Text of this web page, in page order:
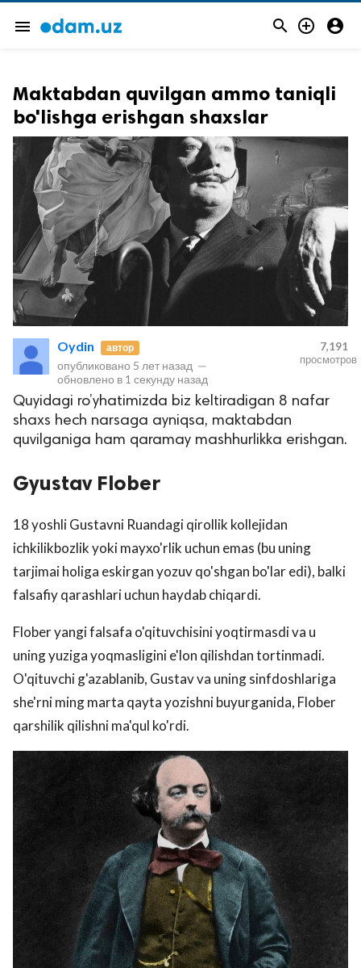
menu   
защищены.
Maktabdan quvilgan ammo taniqli
bo'lishga erishgan shaxslar
Oydin автор
опубликовано 5 лет назад —
обновлено в 1 секунду назад
7,191
просмотров
Quyidagi ro’yhatimizda biz keltiradigan 8 nafar
shaxs hech narsaga ayniqsa, maktabdan
quvilganiga ham qaramay mashhurlikka erishgan.
Gyustav Flober
18 yoshli Gustavni Ruandagi qirollik kollejidan
ichkilikbozlik yoki mayxo'rlik uchun emas (bu uning
tarjimai holiga eskirgan yozuv qo'shgan bo'lar edi), balki
falsafiy qarashlari uchun haydab chiqardi.
Flober yangi falsafa o'qituvchisini yoqtirmasdi va u
uning yuziga yoqmasligini e'lon qilishdan tortinmadi.
O'qituvchi g'azablanib, Gustav va uning sinfdoshlariga
she'rni ming marta qayta yozishni buyurganida, Flober
qarshilik qilishni ma'qul ko'rdi.